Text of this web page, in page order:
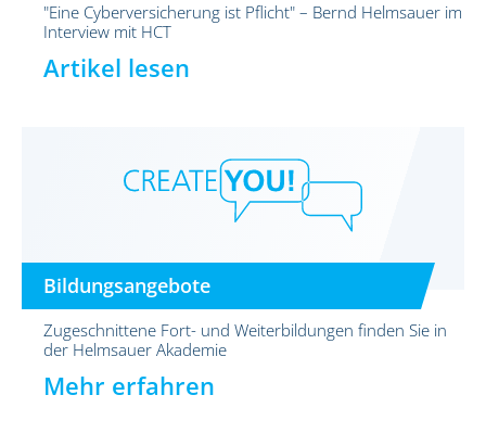
"Eine Cyberversicherung ist Pflicht" – Bernd Helmsauer im
Interview mit HCT
Artikel lesen
Bildungsangebote
Zugeschnittene Fort- und Weiterbildungen finden Sie in
der Helmsauer Akademie
Mehr erfahren